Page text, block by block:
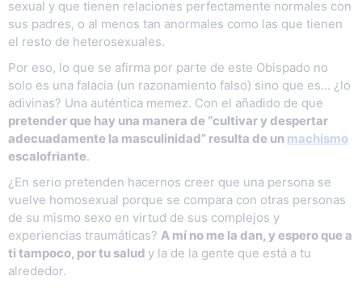
sexual y que tienen relaciones perfectamente normales con
sus padres, o al menos tan anormales como las que tienen
el resto de heterosexuales.
Por eso, lo que se afirma por parte de este Obispado no
solo es una falacia (un razonamiento falso) sino que es… ¿lo
adivinas? Una auténtica memez. Con el añadido de que
pretender que hay una manera de “cultivar y despertar
adecuadamente la masculinidad” resulta de un machismo
escalofriante.
¿En serio pretenden hacernos creer que una persona se
vuelve homosexual porque se compara con otras personas
de su mismo sexo en virtud de sus complejos y
experiencias traumáticas? A mí no me la dan, y espero que a
ti tampoco, por tu salud y la de la gente que está a tu
alrededor.